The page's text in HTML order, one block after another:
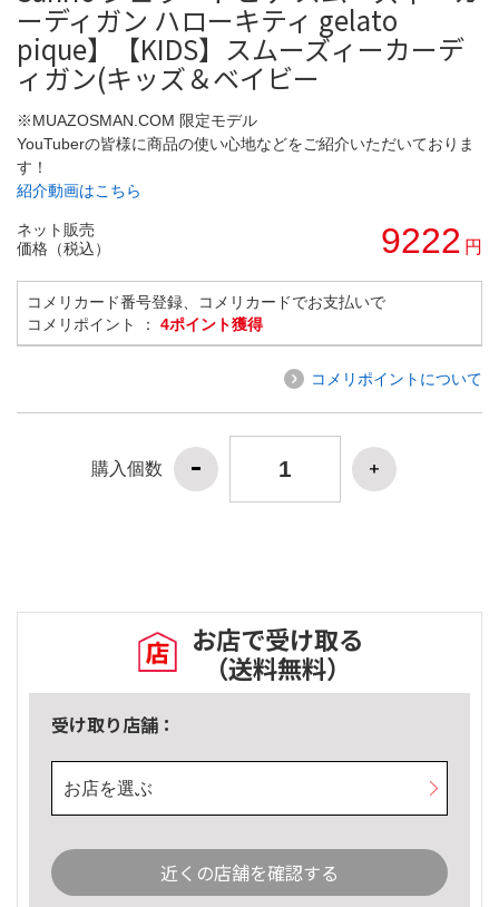
ーディガン ハローキティ gelato
pique】【KIDS】スムーズィーカーデ
ィガン(キッズ＆ベイビー
※MUAZOSMAN.COM 限定モデル
YouTuberの皆様に商品の使い心地などをご紹介いただいておりま
す！
紹介動画はこちら
ネット販売
価格（税込）
9222 円
コメリカード番号登録、コメリカードでお支払いで
コメリポイント ： 4ポイント獲得
コメリポイントについて
購入個数
お店で受け取る
（送料無料）
受け取り店舗：
お店を選ぶ
近くの店舗を確認する